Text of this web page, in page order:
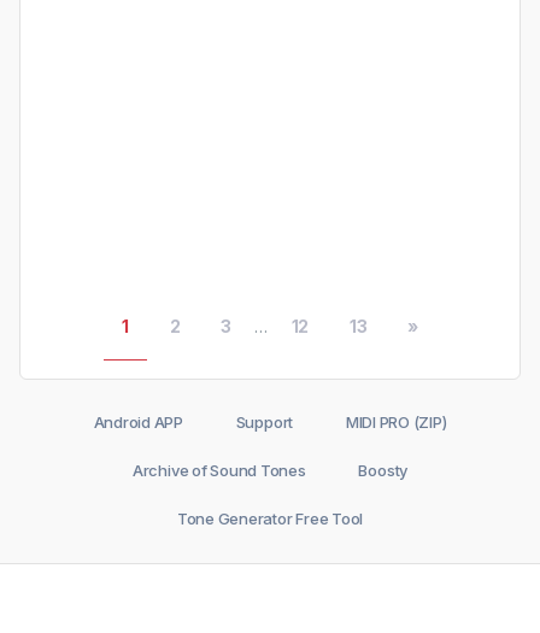
1 2 3 ... 12 13 »
Android APP Support MIDI PRO (ZIP)
Archive of Sound Tones Boosty
Tone Generator Free Tool